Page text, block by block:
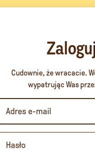
Cudownie, że wracacie.
wypatrując Was